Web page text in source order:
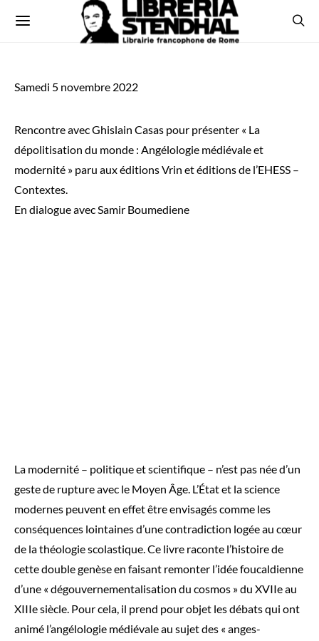
Samedi 5 novembre 2022
Rencontre avec Ghislain Casas pour présenter « La
dépolitisation du monde : Angélologie médiévale et
modernité » paru aux éditions Vrin et éditions de l’EHESS –
Contextes.
En dialogue avec Samir Boumediene
La modernité – politique et scientifique – n’est pas née d’un
geste de rupture avec le Moyen Âge. L’État et la science
modernes peuvent en effet être envisagés comme les
conséquences lointaines d’une contradiction logée au cœur
de la théologie scolastique. Ce livre raconte l’histoire de
cette double genèse en faisant remonter l’idée foucaldienne
d’une « dégouvernementalisation du cosmos » du XVIIe au
XIIIe siècle. Pour cela, il prend pour objet les débats qui ont
animé l’angélologie médiévale au sujet des « anges-